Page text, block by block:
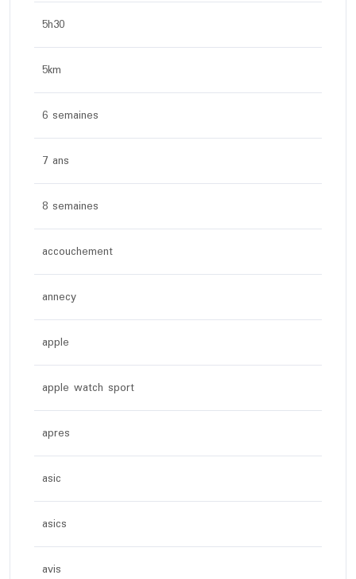
5h30
5km
6 semaines
7 ans
8 semaines
accouchement
annecy
apple
apple watch sport
apres
asic
asics
avis